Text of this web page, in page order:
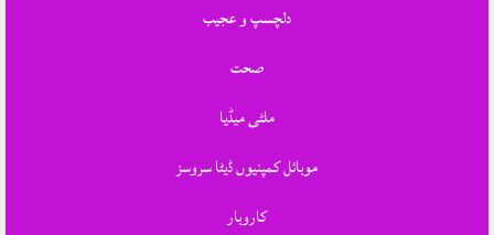
دلچسپ و عجیب
صحت
ملٹی میڈیا
موبائل کمپنیوں ڈیٹا سروسز
کاروبار